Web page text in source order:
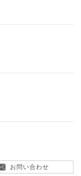
お問い合わせ